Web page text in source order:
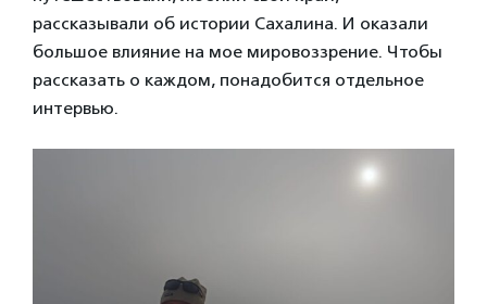
рассказывали об истории Сахалина. И оказали
большое влияние на мое мировоззрение. Чтобы
рассказать о каждом, понадобится отдельное
интервью.